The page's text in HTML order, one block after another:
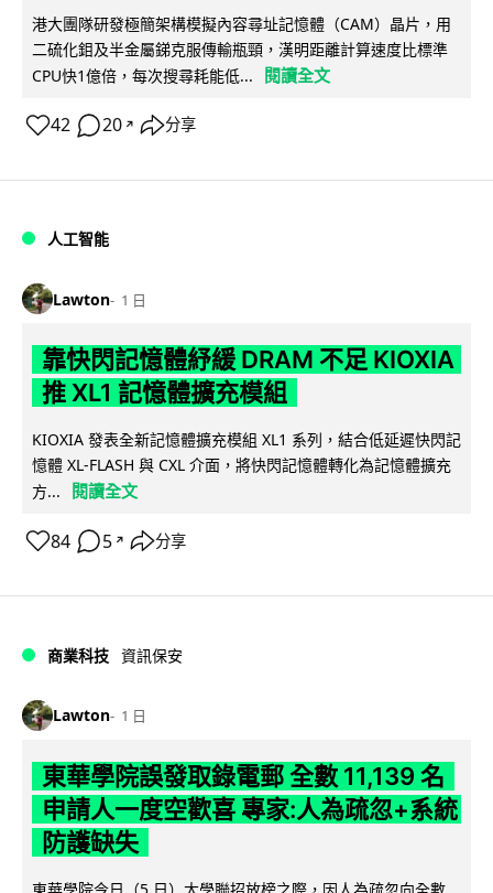
港大團隊研發極簡架構模擬內容尋址記憶體（CAM）晶片，用
二硫化鉬及半金屬銻克服傳輸瓶頸，漢明距離計算速度比標準
CPU快1億倍，每次搜尋耗能低...
閱讀全文
42 20 ↗ 分享
人工智能
Lawton 1 日
靠快閃記憶體紓緩 DRAM 不足 KIOXIA
推 XL1 記憶體擴充模組
KIOXIA 發表全新記憶體擴充模組 XL1 系列，結合低延遲快閃記
憶體 XL-FLASH 與 CXL 介面，將快閃記憶體轉化為記憶體擴充
方...
閱讀全文
84 5 ↗ 分享
商業科技 資訊保安
Lawton 1 日
東華學院誤發取錄電郵 全數 11,139 名
申請人一度空歡喜 專家:人為疏忽+系統
防護缺失
東華學院今日（5 日）大學聯招放榜之際，因人為疏忽向全數